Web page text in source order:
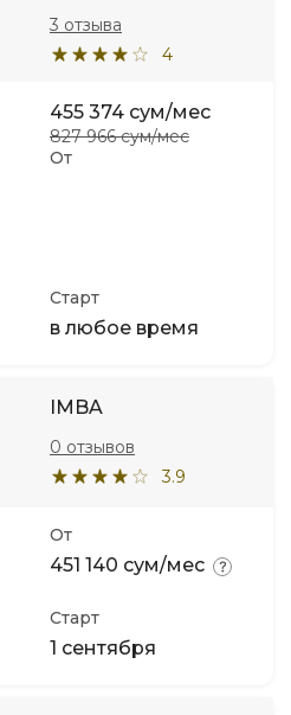
4
3 отзыва
От
455 374 сум/мес
827 966 сум/мес
Старт
в любое время
IMBA
3.9
0 отзывов
От
451 140 сум/мес
Старт
1 сентября